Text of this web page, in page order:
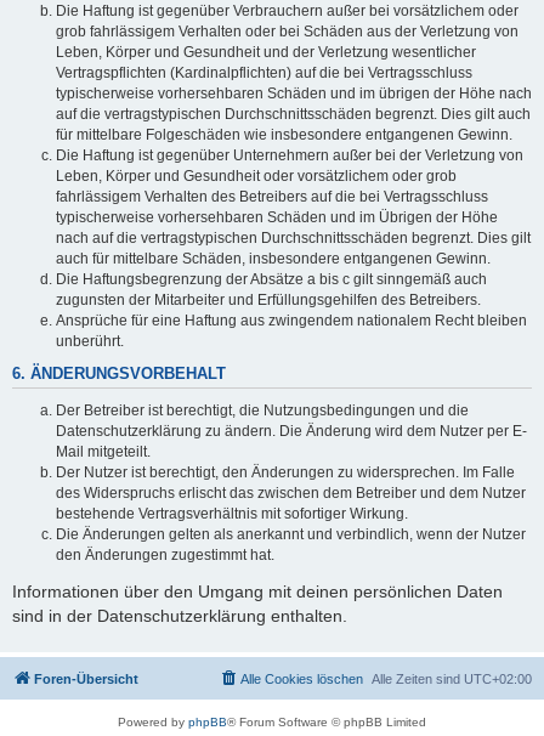
Die Haftung ist gegenüber Verbrauchern außer bei vorsätzlichem oder
grob fahrlässigem Verhalten oder bei Schäden aus der Verletzung von
Leben, Körper und Gesundheit und der Verletzung wesentlicher
Vertragspflichten (Kardinalpflichten) auf die bei Vertragsschluss
typischerweise vorhersehbaren Schäden und im übrigen der Höhe nach
auf die vertragstypischen Durchschnittsschäden begrenzt. Dies gilt auch
für mittelbare Folgeschäden wie insbesondere entgangenen Gewinn.
Die Haftung ist gegenüber Unternehmern außer bei der Verletzung von
Leben, Körper und Gesundheit oder vorsätzlichem oder grob
fahrlässigem Verhalten des Betreibers auf die bei Vertragsschluss
typischerweise vorhersehbaren Schäden und im Übrigen der Höhe
nach auf die vertragstypischen Durchschnittsschäden begrenzt. Dies gilt
auch für mittelbare Schäden, insbesondere entgangenen Gewinn.
Die Haftungsbegrenzung der Absätze a bis c gilt sinngemäß auch
zugunsten der Mitarbeiter und Erfüllungsgehilfen des Betreibers.
Ansprüche für eine Haftung aus zwingendem nationalem Recht bleiben
unberührt.
6. ÄNDERUNGSVORBEHALT
Der Betreiber ist berechtigt, die Nutzungsbedingungen und die
Datenschutzerklärung zu ändern. Die Änderung wird dem Nutzer per E-
Mail mitgeteilt.
Der Nutzer ist berechtigt, den Änderungen zu widersprechen. Im Falle
des Widerspruchs erlischt das zwischen dem Betreiber und dem Nutzer
bestehende Vertragsverhältnis mit sofortiger Wirkung.
Die Änderungen gelten als anerkannt und verbindlich, wenn der Nutzer
den Änderungen zugestimmt hat.
Informationen über den Umgang mit deinen persönlichen Daten
sind in der Datenschutzerklärung enthalten.
Foren-Übersicht Alle Zeiten sind UTC+02:00
Alle Cookies löschen
Powered by phpBB® Forum Software © phpBB Limited